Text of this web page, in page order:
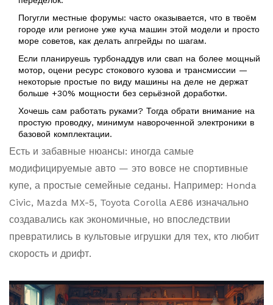
Погугли местные форумы: часто оказывается, что в твоём
городе или регионе уже куча машин этой модели и просто
море советов, как делать апгрейды по шагам.
Если планируешь турбонаддув или свап на более мощный
мотор, оцени ресурс стокового кузова и трансмиссии —
некоторые простые по виду машины на деле не держат
больше +30% мощности без серьёзной доработки.
Хочешь сам работать руками? Тогда обрати внимание на
простую проводку, минимум навороченной электроники в
базовой комплектации.
Есть и забавные нюансы: иногда самые
модифицируемые авто — это вовсе не спортивные
купе, а простые семейные седаны. Например: Honda
Civic, Mazda MX-5, Toyota Corolla AE86 изначально
создавались как экономичные, но впоследствии
превратились в культовые игрушки для тех, кто любит
скорость и дрифт.